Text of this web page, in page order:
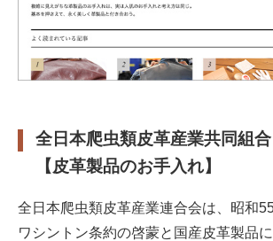
全日本爬虫類皮革産業共同組合
【皮革製品のお手入れ】
全日本爬虫類皮革産業連合会は、昭和
ワシントン条約の啓蒙と国産皮革製品